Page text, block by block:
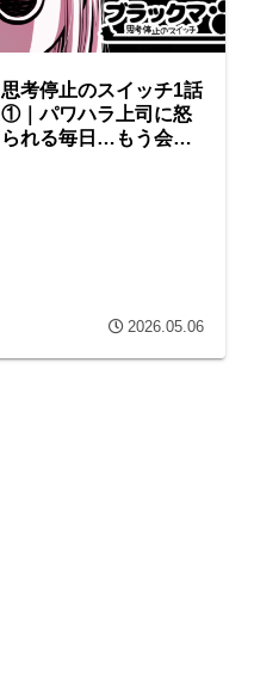
思考停止のスイッチ1話
①｜パワハラ上司に怒
られる毎日…もう会社
2026.05.06